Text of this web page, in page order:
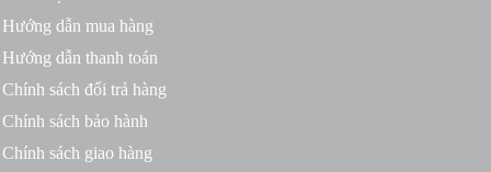
Hướng dẫn mua hàng
Hướng dẫn thanh toán
Chính sách đổi trả hàng
Chính sách bảo hành
Chính sách giao hàng